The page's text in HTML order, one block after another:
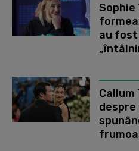
Sophie
au fost
despre